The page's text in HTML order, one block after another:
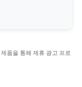
품을 통해 제휴 광고 프로